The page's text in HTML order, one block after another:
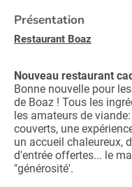
Présentation
Restaurant Boaz
Nouveau restaurant
Bonne nouvelle pour
de Boaz ! Tous les
les amateurs de
couverts, une
un accueil chaleureux,
d'entrée offertes... le
"générosité'.